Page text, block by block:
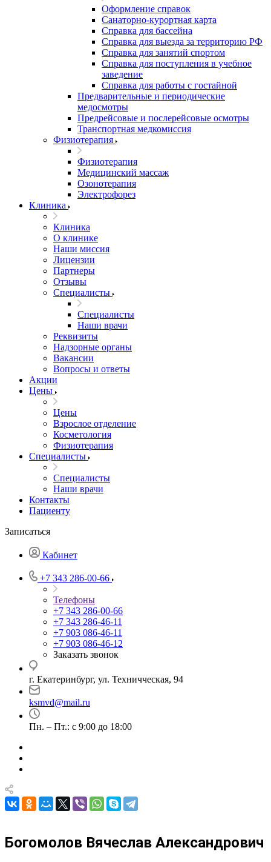
Оформление справок
Санаторно-курортная карта
Справка для бассейна
Справка для выезда за территорию РФ
Справка для занятий спортом
Справка для поступления в учебное
заведение
Справка для работы с гостайной
Предварительные и периодические
медосмотры
Предрейсовые и послерейсовые осмотры
Транспортная медкомиссия
Физиотерапия
Физиотерапия
Медицинский массаж
Озонотерапия
Электрофорез
Клиника
Клиника
О клинике
Наши миссия
Лицензии
Партнеры
Отзывы
Специалисты
Специалисты
Наши врачи
Реквизиты
Надзорные органы
Вакансии
Вопросы и ответы
Акции
Цены
Цены
Взрослое отделение
Косметология
Физиотерапия
Специалисты
Специалисты
Наши врачи
Контакты
Пациенту
Записаться
Кабинет
+7 343 286-00-66
Телефоны
+7 343 286-00-66
+7 343 286-46-11
+7 903 086-46-11
+7 903 086-46-12
Заказать звонок
г. Екатеринбург, ул. Техничческая, 94
ksmvd@mail.ru
Пн. – Пт.: с 9:00 до 18:00
Богомолов Вячеслав Александрович